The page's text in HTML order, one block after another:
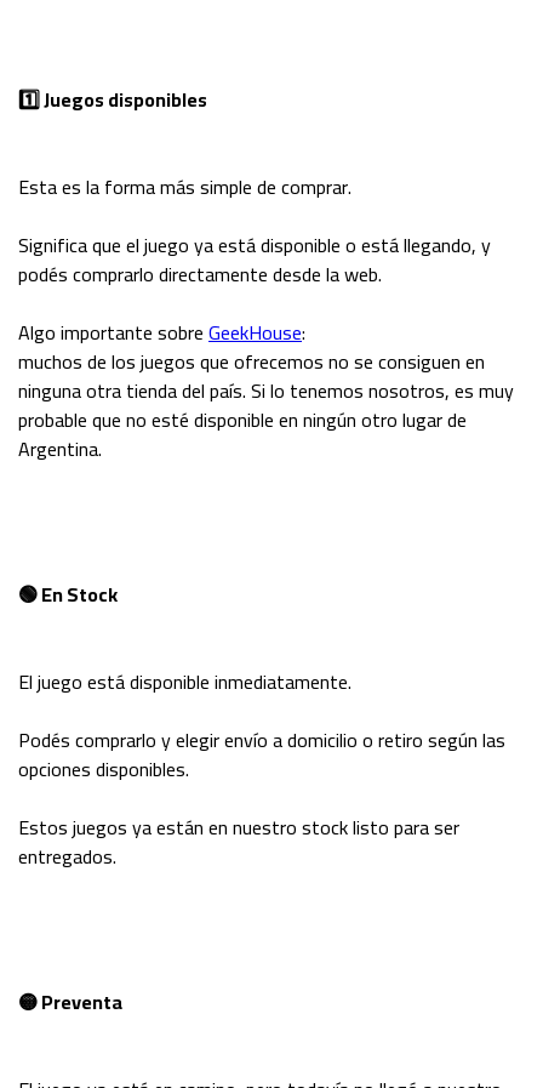
1️⃣ Juegos disponibles
Esta es la forma más simple de comprar.
Significa que el juego ya está disponible o está llegando, y
podés comprarlo directamente desde la web.
Algo importante sobreGeekHouse:
muchos de los juegos que ofrecemos no se consiguen en
ninguna otra tienda del país. Si lo tenemos nosotros, es muy
probable que no esté disponible en ningún otro lugar de
Argentina.
🟢 En Stock
El juego está disponible inmediatamente.
Podés comprarlo y elegir envío a domicilio o retiro según las
opciones disponibles.
Estos juegos ya están en nuestro stock listo para ser
entregados.
🟡 Preventa